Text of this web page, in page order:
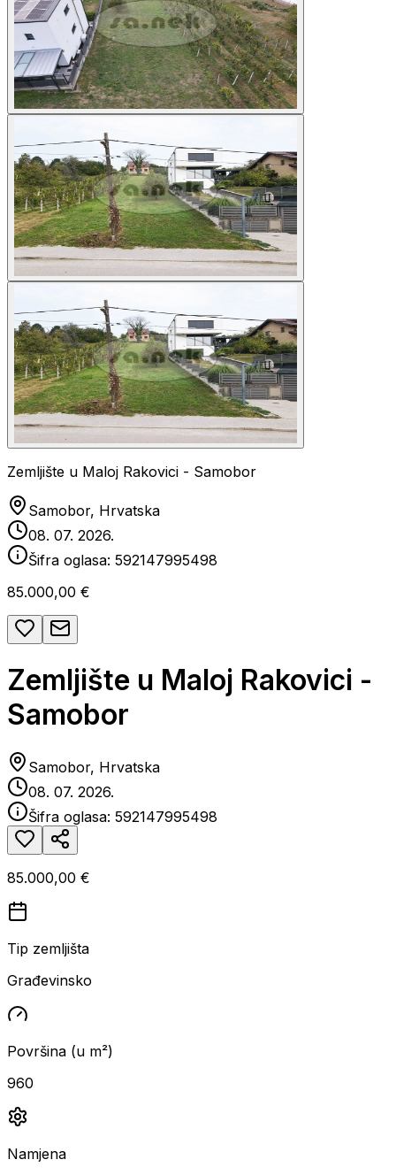
Zemljište u Maloj Rakovici - Samobor
Samobor, Hrvatska
08. 07. 2026.
Šifra oglasa: 592147995498
85.000,00 €
Zemljište u Maloj Rakovici -
Samobor
Samobor, Hrvatska
08. 07. 2026.
Šifra oglasa: 592147995498
85.000,00 €
Tip zemljišta
Građevinsko
Površina (u m²)
960
Namjena